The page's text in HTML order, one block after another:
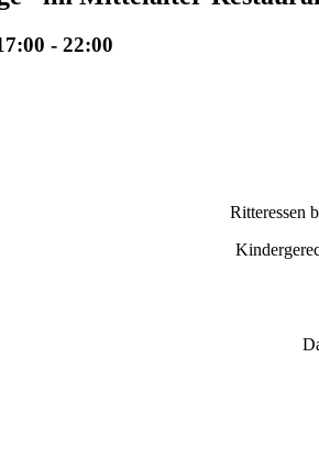
- 22:00
Ritteressen